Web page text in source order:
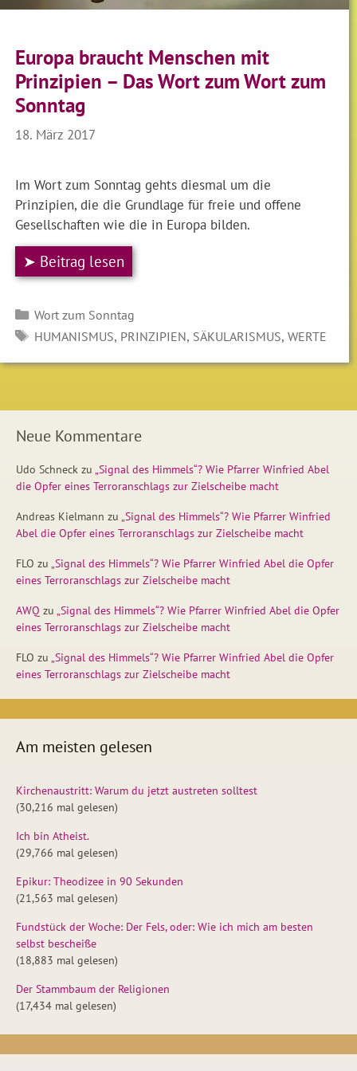
Europa braucht Menschen mit
Prinzipien – Das Wort zum Wort zum
Sonntag
18. März 2017
Im Wort zum Sonntag gehts diesmal um die
Prinzipien, die die Grundlage für freie und offene
Gesellschaften wie die in Europa bilden.
➤ Beitrag lesen
Kategorien
Wort zum Sonntag
SCHLAGWÖRTER
HUMANISMUS, PRINZIPIEN, SÄKULARISMUS, WERTE
Neue Kommentare
Udo Schneck zu „Signal des Himmels“? Wie Pfarrer Winfried Abel
die Opfer eines Terroranschlags zur Zielscheibe macht
Andreas Kielmann zu „Signal des Himmels“? Wie Pfarrer Winfried
Abel die Opfer eines Terroranschlags zur Zielscheibe macht
FLO zu „Signal des Himmels“? Wie Pfarrer Winfried Abel die Opfer
eines Terroranschlags zur Zielscheibe macht
AWQ zu „Signal des Himmels“? Wie Pfarrer Winfried Abel die Opfer
eines Terroranschlags zur Zielscheibe macht
FLO zu „Signal des Himmels“? Wie Pfarrer Winfried Abel die Opfer
eines Terroranschlags zur Zielscheibe macht
Am meisten gelesen
Kirchenaustritt: Warum du jetzt austreten solltest
(30,216 mal gelesen)
Ich bin Atheist.
(29,766 mal gelesen)
Epikur: Theodizee in 90 Sekunden
(21,563 mal gelesen)
Fundstück der Woche: Der Fels, oder: Wie ich mich am besten
selbst bescheiße
(18,883 mal gelesen)
Der Stammbaum der Religionen
(17,434 mal gelesen)